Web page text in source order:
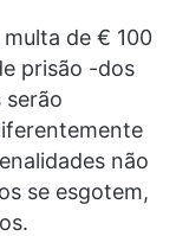
de € 100
prisão -dos
serão
não
se esgotem,